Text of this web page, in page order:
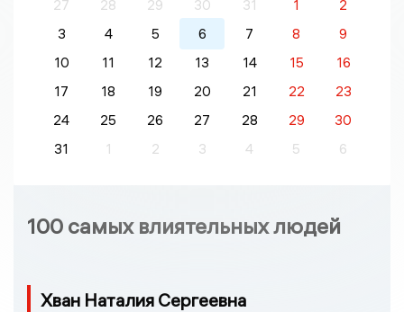
27
28 29 30 31 1
2
3
4 5 6 7 8
9
10
11 12 13 14 15
16
17
18 19 20 21 22
23
24
25 26 27 28 29
30
31
1 2 3 4 5 6
100 самых влиятельных людей
Хван Наталия Сергеевна